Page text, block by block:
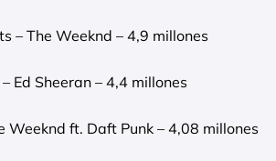
– The Weeknd – 4,9 millones
Ed Sheeran – 4,4 millones
Weeknd ft. Daft Punk – 4,08 millones